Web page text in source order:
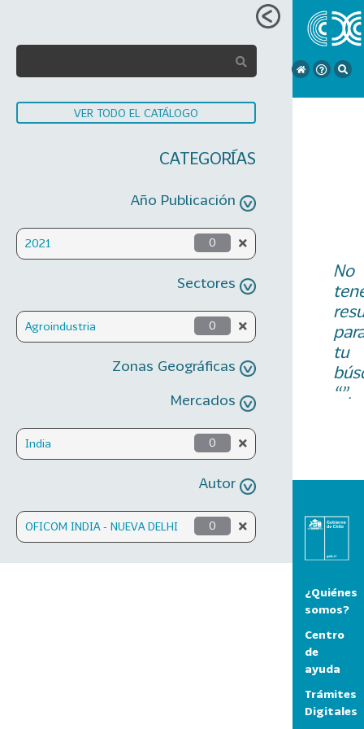
VER TODO EL CATÁLOGO
CATEGORÍAS
Año Publicación
2021 0
Sectores
Agroindustria 0
Zonas Geográficas
Mercados
India 0
Autor
OFICOM INDIA - NUEVA DELHI 0
No
tu
“”.
¿Quiénes
somos?
Centro
de
ayuda
Trámites
Digitales